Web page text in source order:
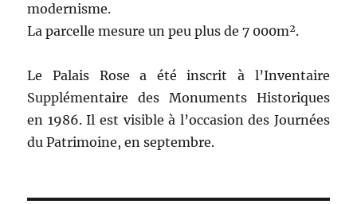
modernisme.
La parcelle mesure un peu plus de 7 000m².
Le Palais Rose a été inscrit à l’Inventaire
Supplémentaire des Monuments Historiques
en 1986. Il est visible à l’occasion des Journées
du Patrimoine, en septembre.